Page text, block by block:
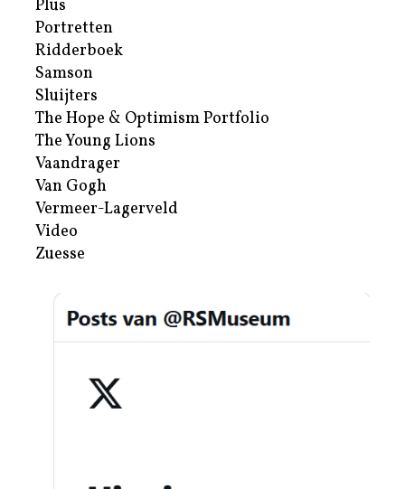
Plus
Portretten
Ridderboek
Samson
Sluijters
The Hope & Optimism Portfolio
The Young Lions
Vaandrager
Van Gogh
Vermeer-Lagerveld
Video
Zuesse